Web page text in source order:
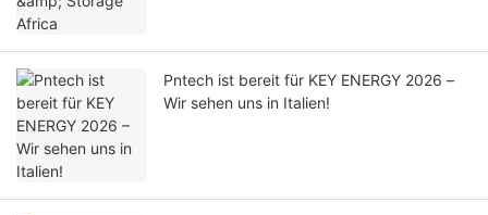
Pntech ist bereit für KEY ENERGY 2026 –
Wir sehen uns in Italien!